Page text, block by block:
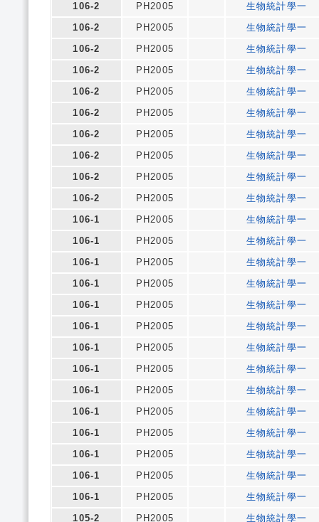
106-2
PH2005
生物統計學一
106-2
PH2005
生物統計學一
106-2
PH2005
生物統計學一
106-2
PH2005
生物統計學一
106-2
PH2005
生物統計學一
106-2
PH2005
生物統計學一
106-2
PH2005
生物統計學一
106-2
PH2005
生物統計學一
106-2
PH2005
生物統計學一
106-2
PH2005
生物統計學一
106-1
PH2005
生物統計學一
106-1
PH2005
生物統計學一
106-1
PH2005
生物統計學一
106-1
PH2005
生物統計學一
106-1
PH2005
生物統計學一
106-1
PH2005
生物統計學一
106-1
PH2005
生物統計學一
106-1
PH2005
生物統計學一
106-1
PH2005
生物統計學一
106-1
PH2005
生物統計學一
106-1
PH2005
生物統計學一
106-1
PH2005
生物統計學一
106-1
PH2005
生物統計學一
106-1
PH2005
生物統計學一
105-2
PH2005
生物統計學一